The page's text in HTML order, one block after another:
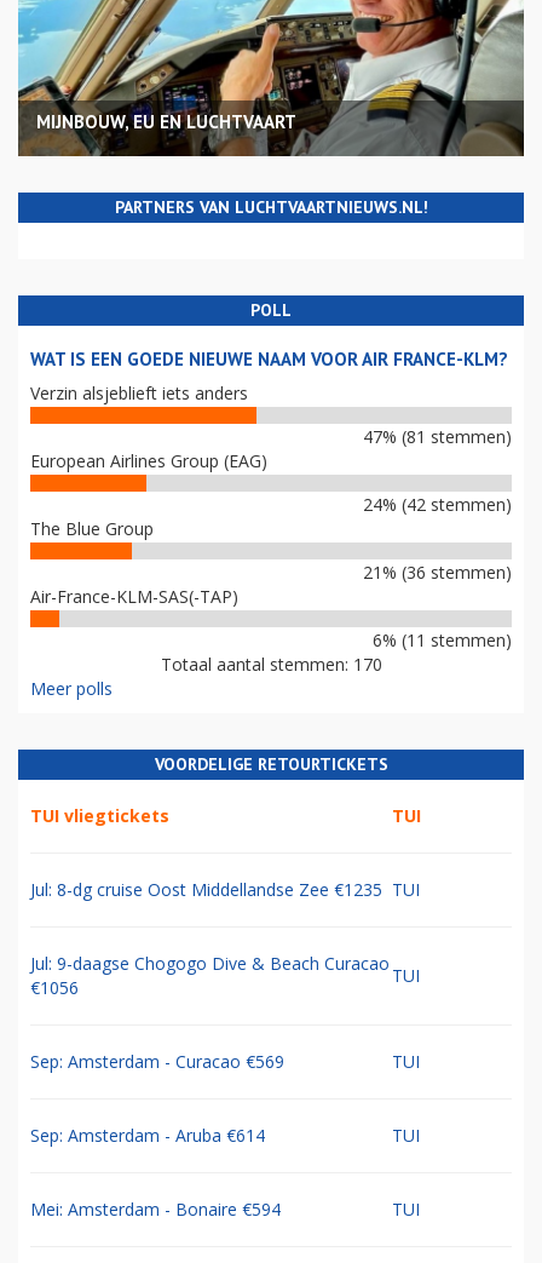
MIJNBOUW, EU EN LUCHTVAART
PARTNERS VAN LUCHTVAARTNIEUWS.NL!
POLL
WAT IS EEN GOEDE NIEUWE NAAM VOOR AIR FRANCE-KLM?
Verzin alsjeblieft iets anders
47% (81 stemmen)
European Airlines Group (EAG)
24% (42 stemmen)
The Blue Group
21% (36 stemmen)
Air-France-KLM-SAS(-TAP)
6% (11 stemmen)
Totaal aantal stemmen: 170
Meer polls
VOORDELIGE RETOURTICKETS
TUI vliegtickets TUI
Jul: 8-dg cruise Oost Middellandse Zee €1235 TUI
Jul: 9-daagse Chogogo Dive & Beach Curacao
€1056
TUI
Sep: Amsterdam - Curacao €569 TUI
Sep: Amsterdam - Aruba €614 TUI
Mei: Amsterdam - Bonaire €594 TUI